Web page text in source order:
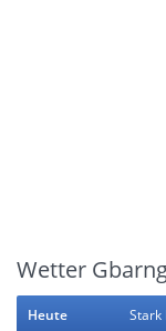
Wetter
Heute Stark